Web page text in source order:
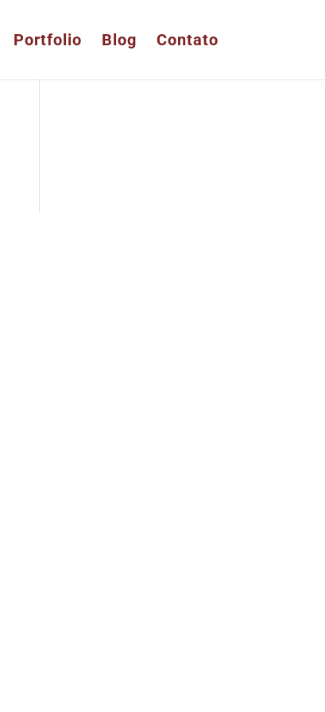
Portfolio Blog Contato